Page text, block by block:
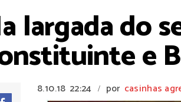
largada do
e
8.10.18 22:24 / por casinhas